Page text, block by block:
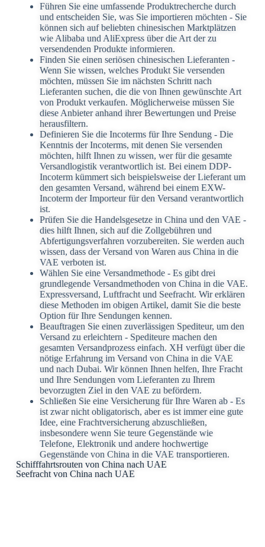
Führen Sie eine umfassende Produktrecherche durch
und entscheiden Sie, was Sie importieren möchten - Sie
können sich auf beliebten chinesischen Marktplätzen
wie Alibaba und AliExpress über die Art der zu
versendenden Produkte informieren.
Finden Sie einen seriösen chinesischen Lieferanten -
Wenn Sie wissen, welches Produkt Sie versenden
möchten, müssen Sie im nächsten Schritt nach
Lieferanten suchen, die die von Ihnen gewünschte Art
von Produkt verkaufen. Möglicherweise müssen Sie
diese Anbieter anhand ihrer Bewertungen und Preise
herausfiltern.
Definieren Sie die Incoterms für Ihre Sendung - Die
Kenntnis der Incoterms, mit denen Sie versenden
möchten, hilft Ihnen zu wissen, wer für die gesamte
Versandlogistik verantwortlich ist. Bei einem DDP-
Incoterm kümmert sich beispielsweise der Lieferant um
den gesamten Versand, während bei einem EXW-
Incoterm der Importeur für den Versand verantwortlich
ist.
Prüfen Sie die Handelsgesetze in China und den VAE -
dies hilft Ihnen, sich auf die Zollgebühren und
Abfertigungsverfahren vorzubereiten. Sie werden auch
wissen, dass der Versand von Waren aus China in die
VAE verboten ist.
Wählen Sie eine Versandmethode - Es gibt drei
grundlegende Versandmethoden von China in die VAE.
Expressversand, Luftfracht und Seefracht. Wir erklären
diese Methoden im obigen Artikel, damit Sie die beste
Option für Ihre Sendungen kennen.
Beauftragen Sie einen zuverlässigen Spediteur, um den
Versand zu erleichtern - Spediteure machen den
gesamten Versandprozess einfach. XH verfügt über die
nötige Erfahrung im Versand von China in die VAE
und nach Dubai. Wir können Ihnen helfen, Ihre Fracht
und Ihre Sendungen vom Lieferanten zu Ihrem
bevorzugten Ziel in den VAE zu befördern.
Schließen Sie eine Versicherung für Ihre Waren ab - Es
ist zwar nicht obligatorisch, aber es ist immer eine gute
Idee, eine Frachtversicherung abzuschließen,
insbesondere wenn Sie teure Gegenstände wie
Telefone, Elektronik und andere hochwertige
Gegenstände von China in die VAE transportieren.
Schifffahrtsrouten von China nach UAE
Seefracht von China nach UAE